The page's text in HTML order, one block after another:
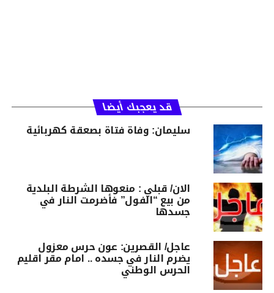
قد يعجبك أيضا
سليمان: وفاة فتاة بصعقة كهربائية
الان/ قبلي : منعوها الشرطة البلدية
من بيع “الفول” فأضرمت النار في
جسدها
عاجل/ القصرين: عون حرس معزول
يضرم النار في جسده .. امام مقر اقليم
الحرس الوطني